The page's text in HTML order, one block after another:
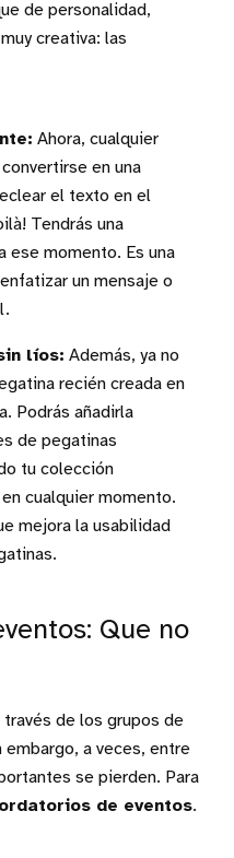
de personalidad,
creativa: las
Ahora, cualquier
en una
el texto en el
Tendrás una
ese momento. Es una
un mensaje o
líos: Además, ya no
recién creada en
Podrás añadirla
de pegatinas
tu colección
cualquier momento.
mejora la usabilidad
Que no
través de los grupos de
a veces, entre
se pierden. Para
de eventos.